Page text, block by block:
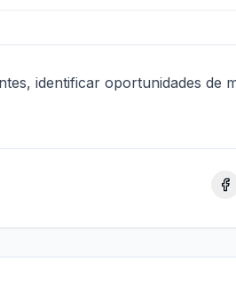
identificar oportunidades de